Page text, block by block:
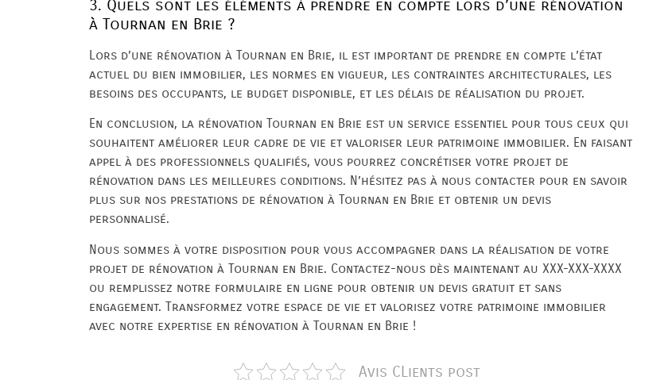
3. Quels sont les éléments à prendre en compte lors d’une rénovation
à Tournan en Brie ?
Lors d’une rénovation à Tournan en Brie, il est important de prendre en compte l’état
actuel du bien immobilier, les normes en vigueur, les contraintes architecturales, les
besoins des occupants, le budget disponible, et les délais de réalisation du projet.
En conclusion, la rénovation Tournan en Brie est un service essentiel pour tous ceux qui
souhaitent améliorer leur cadre de vie et valoriser leur patrimoine immobilier. En faisant
appel à des professionnels qualifiés, vous pourrez concrétiser votre projet de
rénovation dans les meilleures conditions. N’hésitez pas à nous contacter pour en savoir
plus sur nos prestations de rénovation à Tournan en Brie et obtenir un devis
personnalisé.
Nous sommes à votre disposition pour vous accompagner dans la réalisation de votre
projet de rénovation à Tournan en Brie. Contactez-nous dès maintenant au XXX-XXX-XXXX
ou remplissez notre formulaire en ligne pour obtenir un devis gratuit et sans
engagement. Transformez votre espace de vie et valorisez votre patrimoine immobilier
avec notre expertise en rénovation à Tournan en Brie !
Avis CLients post